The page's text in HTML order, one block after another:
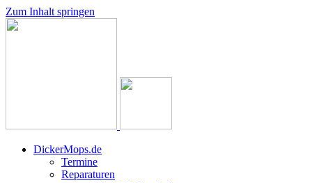
Zum Inhalt springen
DickerMops.de
Termine
Reparaturen